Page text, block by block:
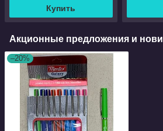
Купить
Акционные предложения и
–20%